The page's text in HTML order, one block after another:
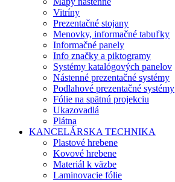
Vitríny
Prezentačné stojany
Menovky, informačné tabuľky
Informačné panely
Info značky a piktogramy
Systémy katalógových panelov
Nástenné prezentačné systémy
Podlahové prezentačné systémy
Fólie na spätnú projekciu
Ukazovadlá
Plátna
KANCELÁRSKA TECHNIKA
Plastové hrebene
Kovové hrebene
Materiál k väzbe
Laminovacie fólie